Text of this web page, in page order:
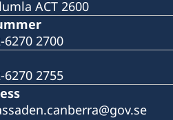
ACT 2600
6270 2700
6270 2755